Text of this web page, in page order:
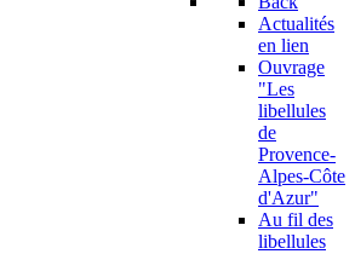
Actualités
en lien
Ouvrage
"Les
libellules
de
Provence-
Alpes-Côte
d'Azur"
Au fil des
libellules